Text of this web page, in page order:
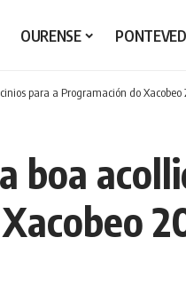
OURENSE
para a Programación do Xacobeo
boa